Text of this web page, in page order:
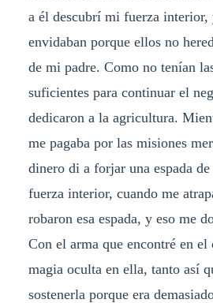
a él descubrí mi fuerza interior,
envidaban porque ellos no
de mi padre. Como no tenían
suficientes para continuar el
dedicaron a la agricultura.
me pagaba por las misiones
dinero di a forjar una espada
fuerza interior, cuando me
robaron esa espada, y eso me
Con el arma que encontré en el
magia oculta en ella, tanto así
sostenerla porque era